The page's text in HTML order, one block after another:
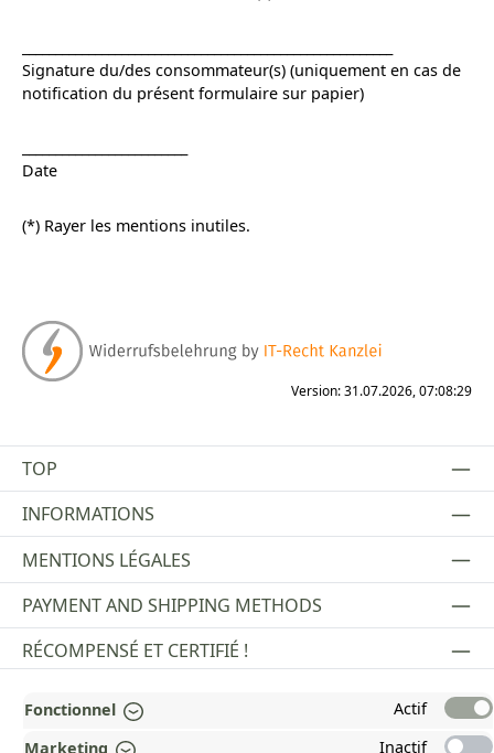
Signature du/des consommateur(s) (uniquement en cas de
notification du présent formulaire sur papier)
Date
(*) Rayer les mentions inutiles.
Version: 31.07.2026, 07:08:29
TOP
INFORMATIONS
MENTIONS LÉGALES
PAYMENT AND SHIPPING METHODS
RÉCOMPENSÉ ET CERTIFIÉ !
OUR COMMUNITIES
Fonctionnel
Actif
Marketing
Inactif